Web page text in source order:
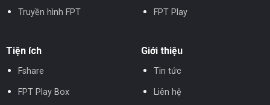
Truyền hình FPT FPT Play
Tiện ích
Fshare
FPT Play Box
Giới thiệu
Tin tức
Liên hệ